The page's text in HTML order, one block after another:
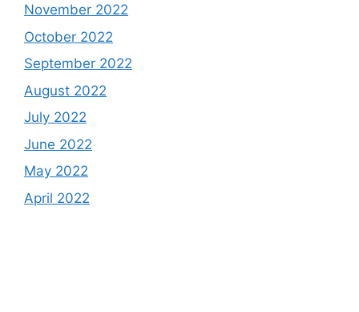
November 2022
October 2022
September 2022
August 2022
July 2022
June 2022
May 2022
April 2022